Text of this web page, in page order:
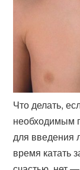
Что делать,
необходимым
для введения
время катать